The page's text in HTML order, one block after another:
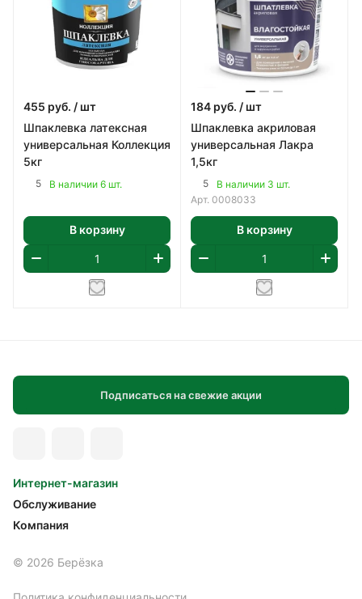
455 руб. / шт
Шпаклевка латексная
универсальная Коллекция
5кг
5 В наличии 6 шт.
В корзину
184 руб. / шт
Шпаклевка акриловая
универсальная Лакра
1,5кг
5
В наличии 3 шт.
Арт. 0008033
В корзину
Подписаться на свежие акции
Интернет-магазин
Обслуживание
Компания
© 2026 Берёзка